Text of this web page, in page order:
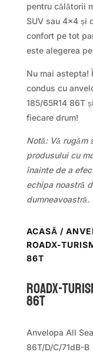
pentru călătorii
SUV sau 4×4 și
confort pe tot
este alegerea
Nu mai astepta!
condus cu
185/65R14 86T
fiecare drum!
Notă: Vă rugăm
produsului cu
înainte de a
echipa noastră
dumneavoastră.
ACASĂ /
ROADX-
86T
ROADX-
86T
Anvelopa All
86T/D/C/71dB-B